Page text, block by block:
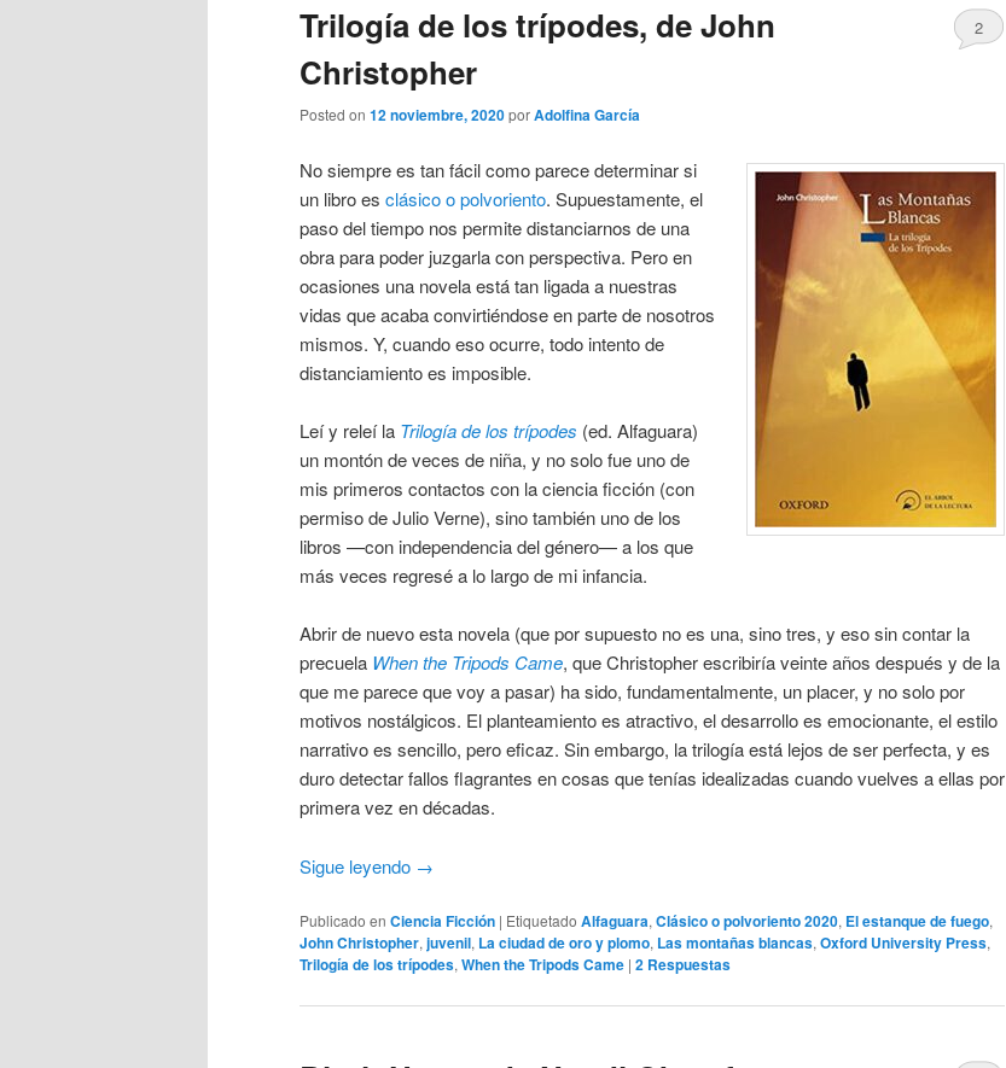
Trilogía de los trípodes, de John
Christopher
Posted on 12 noviembre, 2020porAdolfina García
2
No siempre es tan fácil como parece determinar si
un libro es clásico o polvoriento. Supuestamente, el
paso del tiempo nos permite distanciarnos de una
obra para poder juzgarla con perspectiva. Pero en
ocasiones una novela está tan ligada a nuestras
vidas que acaba convirtiéndose en parte de nosotros
mismos. Y, cuando eso ocurre, todo intento de
distanciamiento es imposible.
Leí y releí la Trilogía de los trípodes (ed. Alfaguara)
un montón de veces de niña, y no solo fue uno de
mis primeros contactos con la ciencia ficción (con
permiso de Julio Verne), sino también uno de los
libros —con independencia del género— a los que
más veces regresé a lo largo de mi infancia.
Abrir de nuevo esta novela (que por supuesto no es una, sino tres, y eso sin contar la
precuela When the Tripods Came, que Christopher escribiría veinte años después y de la
que me parece que voy a pasar) ha sido, fundamentalmente, un placer, y no solo por
motivos nostálgicos. El planteamiento es atractivo, el desarrollo es emocionante, el estilo
narrativo es sencillo, pero eficaz. Sin embargo, la trilogía está lejos de ser perfecta, y es
duro detectar fallos flagrantes en cosas que tenías idealizadas cuando vuelves a ellas por
primera vez en décadas.
Sigue leyendo →
Publicado en Ciencia Ficción | Etiquetado Alfaguara, Clásico o polvoriento 2020, El estanque de fuego,
John Christopher, juvenil, La ciudad de oro y plomo, Las montañas blancas, Oxford University Press,
Trilogía de los trípodes, When the Tripods Came | 2 Respuestas